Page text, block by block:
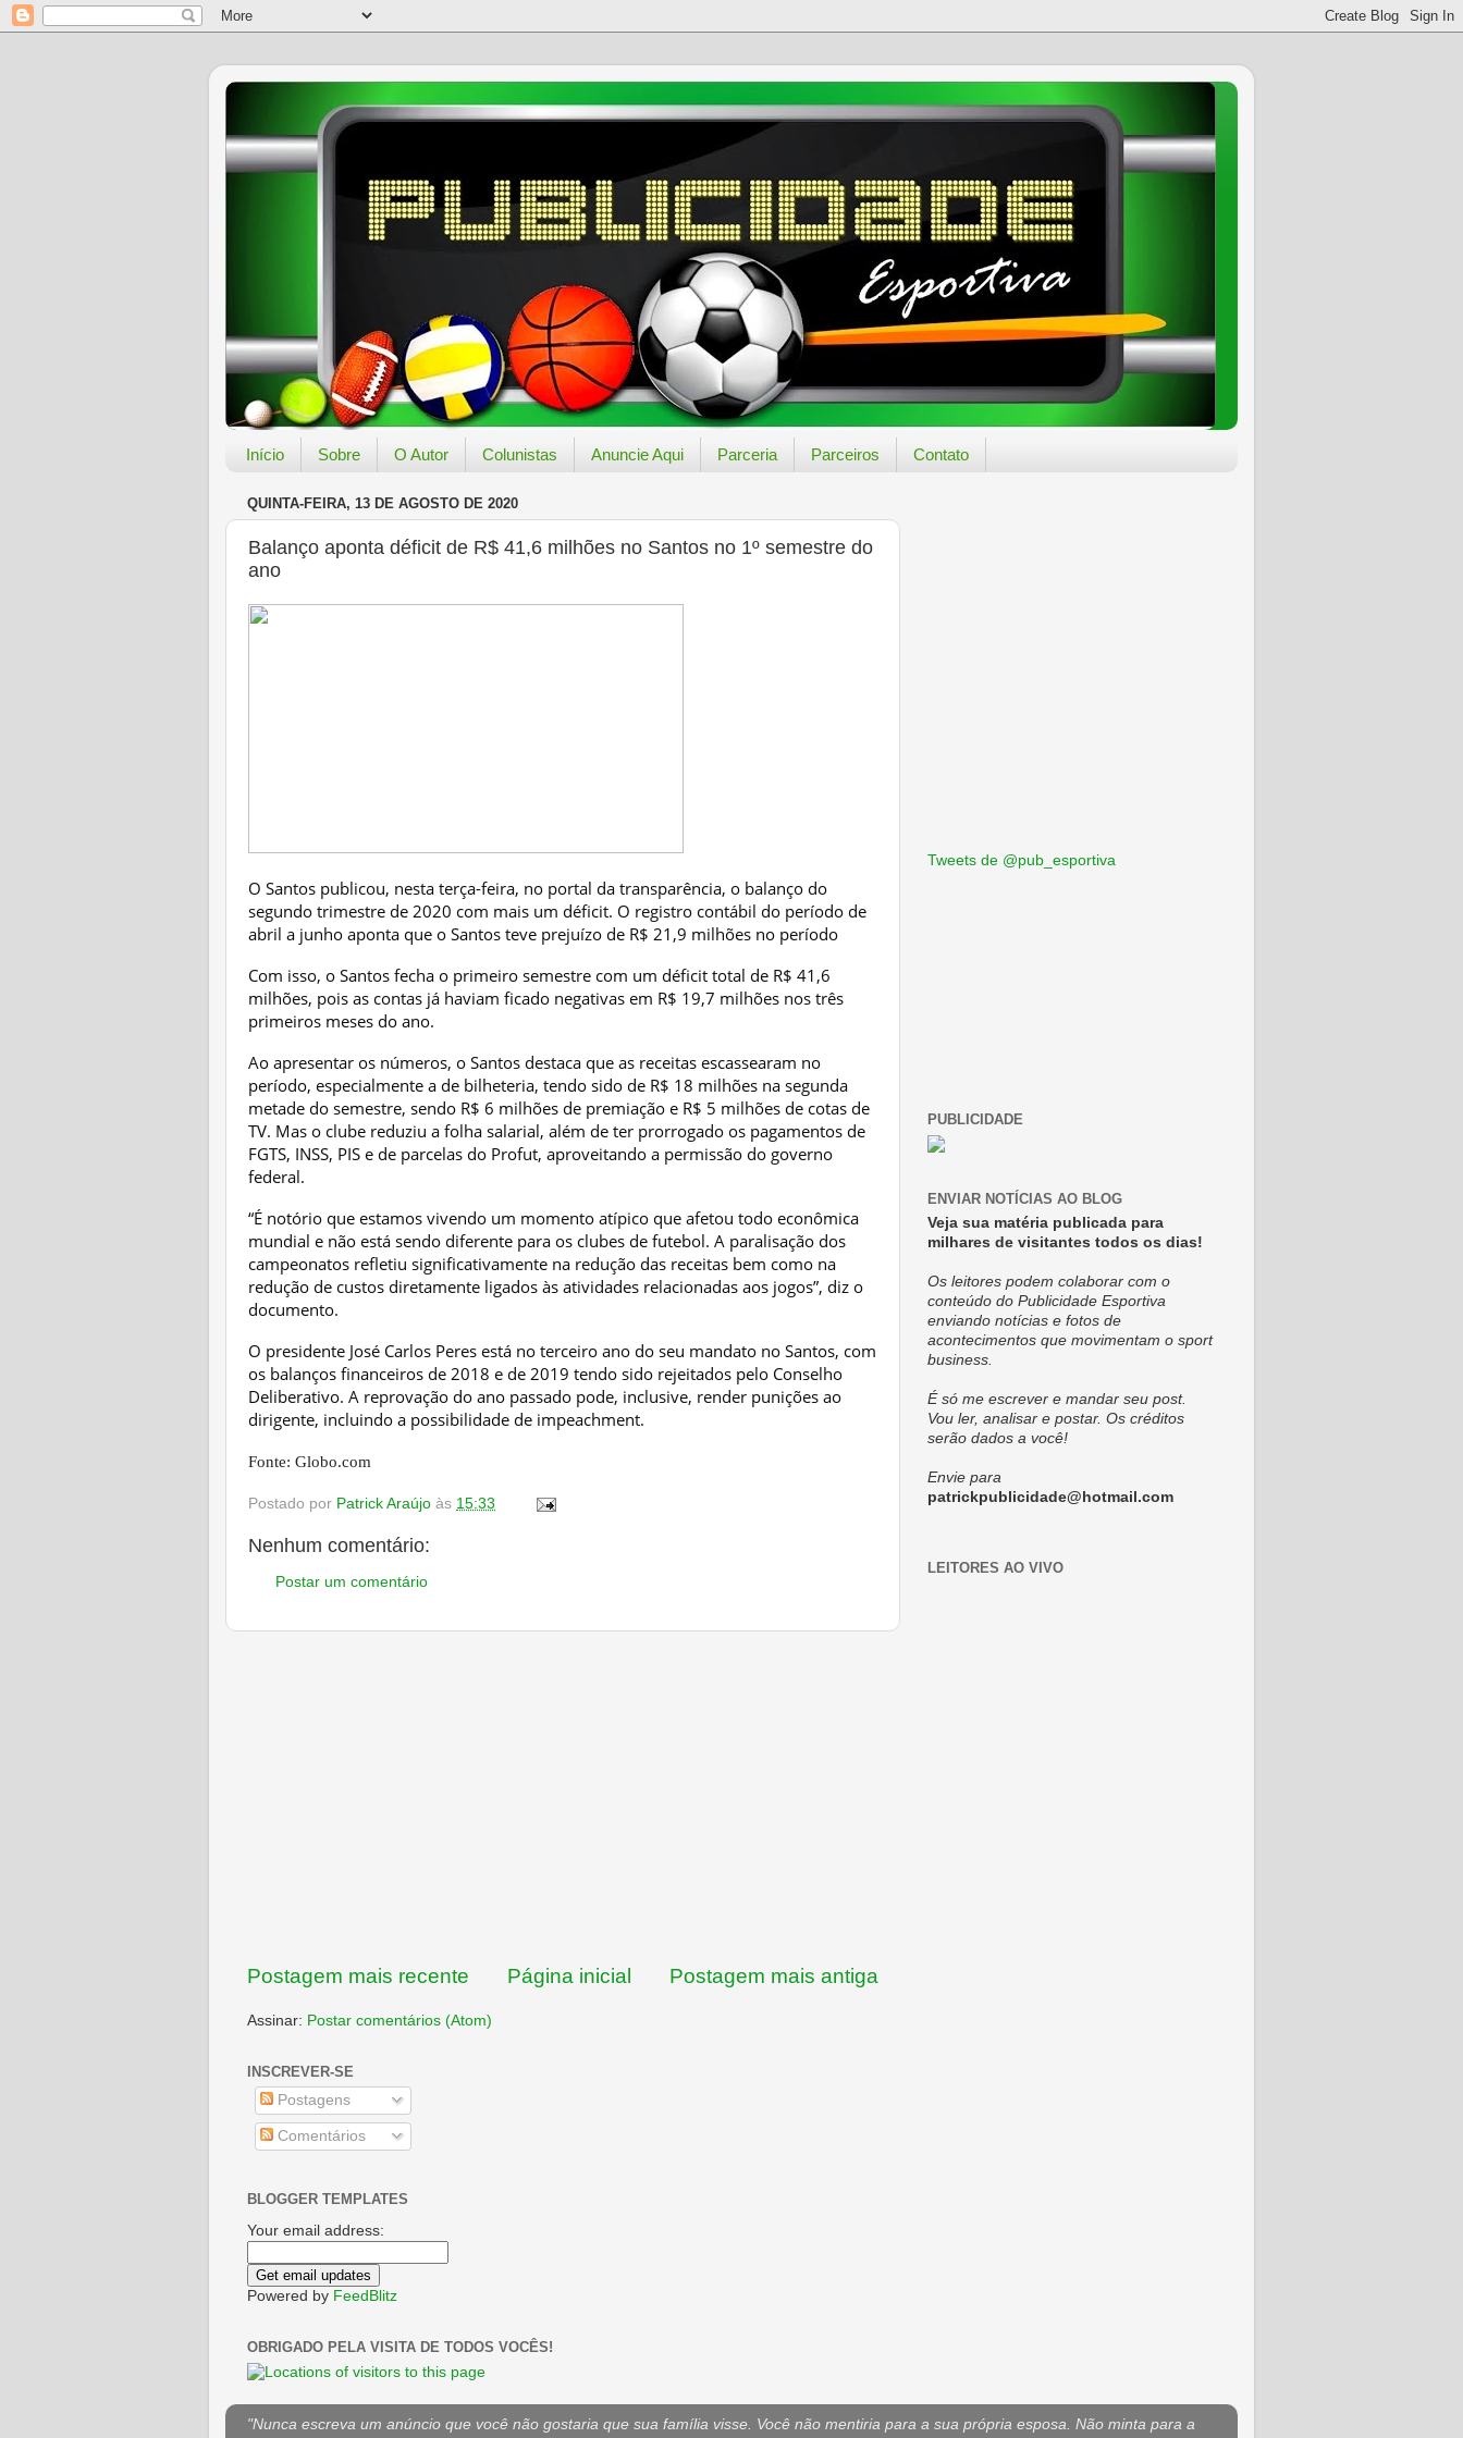
Início Sobre O Autor Colunistas Anuncie Aqui Parceria Parceiros Contato
QUINTA-FEIRA, 13 DE AGOSTO DE 2020
Balanço aponta déficit de R$ 41,6 milhões no Santos no 1º semestre do
ano
O Santos publicou, nesta terça-feira, no portal da transparência, o balanço do
segundo trimestre de 2020 com mais um déficit. O registro contábil do período de
abril a junho aponta que o Santos teve prejuízo de R$ 21,9 milhões no período
Com isso, o Santos fecha o primeiro semestre com um déficit total de R$ 41,6
milhões, pois as contas já haviam ficado negativas em R$ 19,7 milhões nos três
primeiros meses do ano.
Ao apresentar os números, o Santos destaca que as receitas escassearam no
período, especialmente a de bilheteria, tendo sido de R$ 18 milhões na segunda
metade do semestre, sendo R$ 6 milhões de premiação e R$ 5 milhões de cotas de
TV. Mas o clube reduziu a folha salarial, além de ter prorrogado os pagamentos de
FGTS, INSS, PIS e de parcelas do Profut, aproveitando a permissão do governo
federal.
“É notório que estamos vivendo um momento atípico que afetou todo econômica
mundial e não está sendo diferente para os clubes de futebol. A paralisação dos
campeonatos refletiu significativamente na redução das receitas bem como na
redução de custos diretamente ligados às atividades relacionadas aos jogos”, diz o
documento.
O presidente José Carlos Peres está no terceiro ano do seu mandato no Santos, com
os balanços financeiros de 2018 e de 2019 tendo sido rejeitados pelo Conselho
Deliberativo. A reprovação do ano passado pode, inclusive, render punições ao
dirigente, incluindo a possibilidade de impeachment.
Fonte: Globo.com
Postado por Patrick Araújo às 15:33
Nenhum comentário:
Postar um comentário
Postagem mais recente Postagem mais antiga
Página inicial
Assinar: Postar comentários (Atom)
INSCREVER-SE
Postagens
Comentários
BLOGGER TEMPLATES
Your email address:
Powered by FeedBlitz
OBRIGADO PELA VISITA DE TODOS VOCÊS!
Tweets de @pub_esportiva
PUBLICIDADE
ENVIAR NOTÍCIAS AO BLOG
Veja sua matéria publicada para
milhares de visitantes todos os dias!
Os leitores podem colaborar com o
conteúdo do Publicidade Esportiva
enviando notícias e fotos de
acontecimentos que movimentam o sport
business.
É só me escrever e mandar seu post.
Vou ler, analisar e postar. Os créditos
serão dados a você!
Envie para
patrickpublicidade@hotmail.com
LEITORES AO VIVO
"Nunca escreva um anúncio que você não gostaria que sua família visse. Você não mentiria para a sua própria esposa. Não minta para a